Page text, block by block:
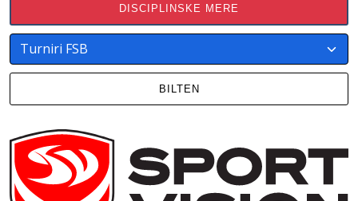
DISCIPLINSKE MERE
BILTEN